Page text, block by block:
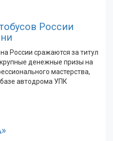
России
России сражаются за титул
денежные призы на
мастерства,
автодрома УПК